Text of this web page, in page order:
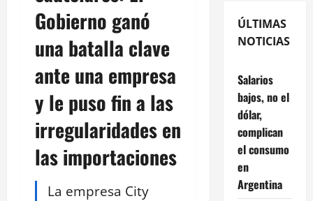
Gobierno ganó
una batalla clave
ante una empresa
y le puso fin a las
irregularidades en
las importaciones
La empresa City
ÚLTIMAS
NOTICIAS
Salarios
bajos, no el
dólar,
complican
el consumo
en
Argentina